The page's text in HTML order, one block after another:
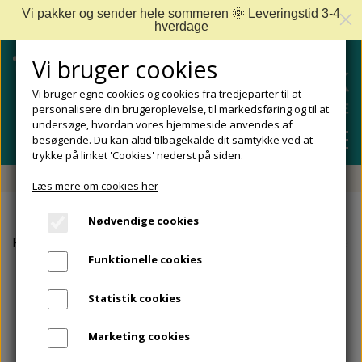
SHOP
FODCREMER
NEGLESVAMP
REDSKABER TIL FODPLEJE OG NEGLEPLEJE
FODFILE OG FODHØVLE
SÅLER, FODINDLÆG OG AFLASTNINGER
FODPROBLEMER
APOFYSITIS CALCANEI/SEVERS SYNDROM
REJSESTØRRELSER
MÆRKER
Fri fragt fra 499 DKK - Levering 1-2 hverdage
Forside
Vi bruger cookies
Vi bruger egne cookies og cookies fra tredjeparter til at
personalisere din brugeroplevelse, til markedsføring og til at
undersøge, hvordan vores hjemmeside anvendes af
besøgende. Du kan altid tilbagekalde dit samtykke ved at
trykke på linket 'Cookies' nederst på siden.
Læs mere om cookies her
Nødvendige cookies
Funktionelle cookies
Statistik cookies
Marketing cookies
Vi pakker og sender hele sommeren 🌞 Leveringstid 3-4
hverdage